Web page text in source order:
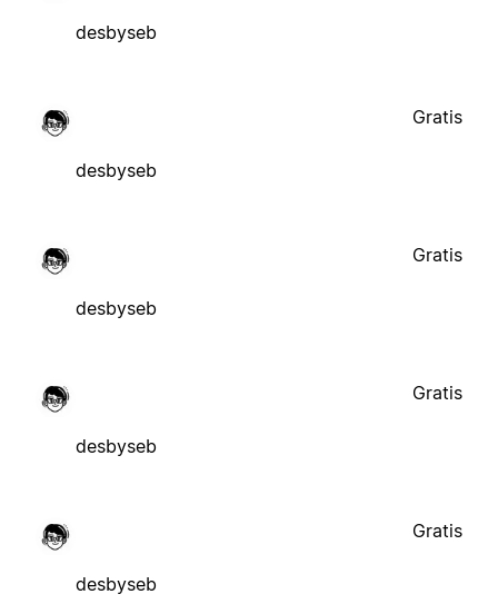
desbyseb
desbyseb
Gratis
desbyseb
Gratis
desbyseb
Gratis
desbyseb
Gratis